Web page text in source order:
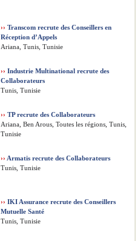
›› Transcom recrute des Conseillers en
Réception d’Appels
Ariana, Tunis, Tunisie
›› Industrie Multinational recrute des
Collaborateurs
Tunis, Tunisie
›› TP recrute des Collaborateurs
Ariana, Ben Arous, Toutes les régions, Tunis,
Tunisie
›› Armatis recrute des Collaborateurs
Tunis, Tunisie
›› IKI Assurance recrute des Conseillers
Mutuelle Santé
Tunis, Tunisie